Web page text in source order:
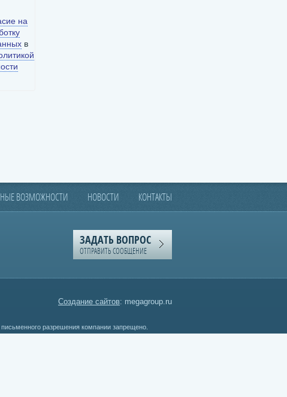
на
в
ВОЗМОЖНОСТИ НОВОСТИ КОНТАКТЫ
Создание сайтов: megagroup.ru
разрешения компании запрещено.
ЗАДАТЬ ВОПРОС
ОТПРАВИТЬ СООБЩЕНИЕ